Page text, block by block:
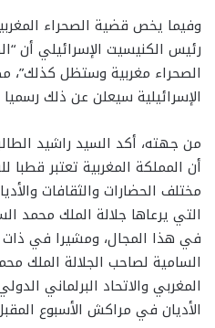
رئيس الكنيسيت الإسرائيلي أن
الصحراء مغربية وستظل كذلك”،
الإسرائيلية سيعلن عن ذلك
من جهته، أكد السيد راشيد
أن المملكة المغربية تعتبر قطبا
مختلف الحضارات والثقافات
التي يرعاها جلالة الملك محمد
في هذا المجال، ومشيرا في ذات
السامية لصاحب الجلالة الملك
المغربي والاتحاد البرلماني
الأديان في مراكش الأسبوع